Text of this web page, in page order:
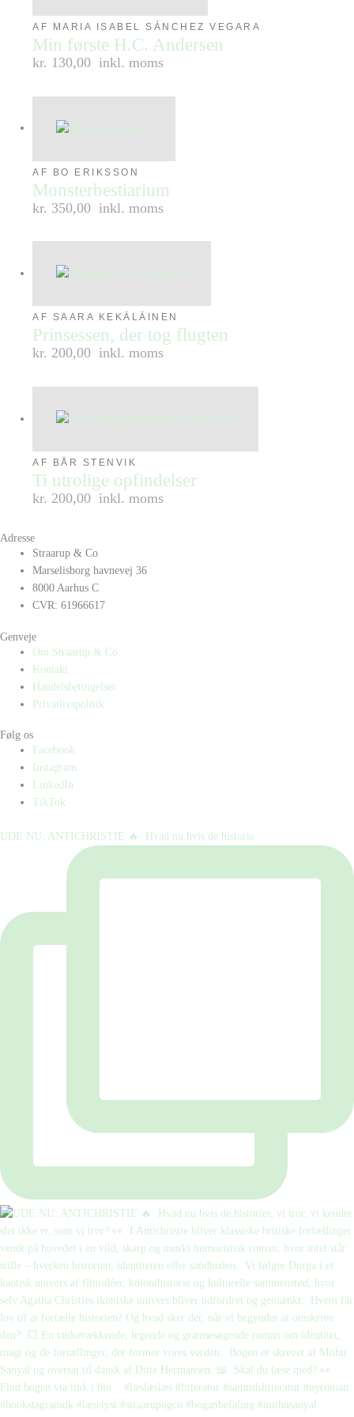
AF MARIA ISABEL SÁNCHEZ VEGARA
Min første H.C. Andersen
kr. 130,00 inkl. moms
AF BO ERIKSSON
Monsterbestiarium
kr. 350,00 inkl. moms
AF SAARA KEKÄLÄINEN
Prinsessen, der tog flugten
kr. 200,00 inkl. moms
AF BÅR STENVIK
Ti utrolige opfindelser
kr. 200,00 inkl. moms
Adresse
Straarup & Co
Marselisborg havnevej 36
8000 Aarhus C
CVR: 61966617
Genveje
Om Straarup & Co
Kontakt
Handelsbetingelser
Privatlivspolitik
Følg os
Facebook
Instagram
LinkedIn
TikTok
UDE NU: ANTICHRISTIE 🔥⁠ ⁠ Hvad nu hvis de historie